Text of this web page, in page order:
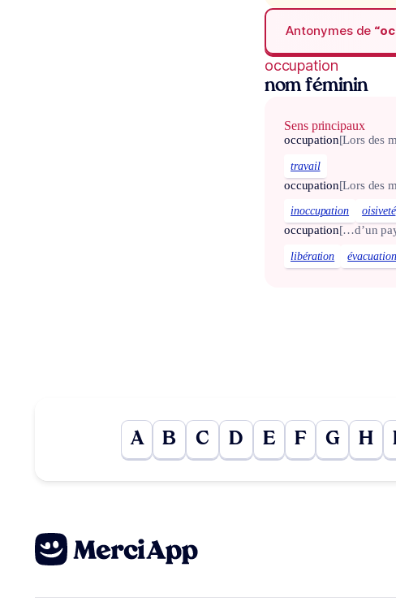
Antonymes de
occupation
nom féminin
Sens principaux
occupation[Lors des
travail
occupation[Lors des
inoccupation oisiveté
occupation[…d’un
libération évacuation
A B C D E F G H